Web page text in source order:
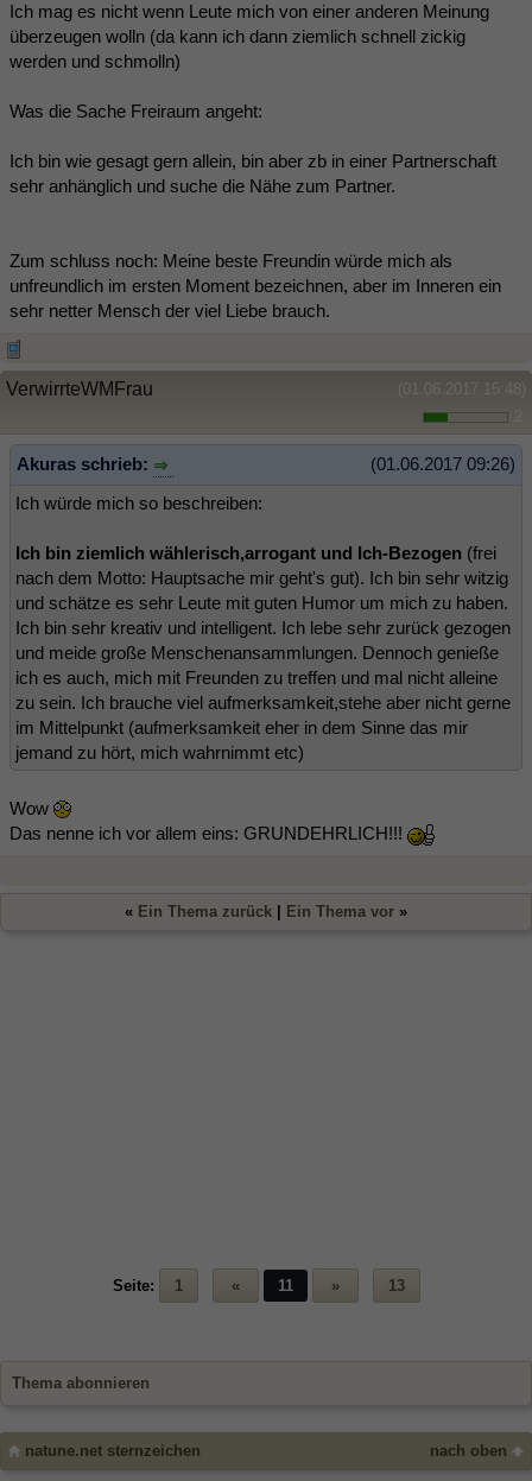
Ich mag es nicht wenn Leute mich von einer anderen Meinung
überzeugen wolln (da kann ich dann ziemlich schnell zickig
werden und schmolln)
Was die Sache Freiraum angeht:
Ich bin wie gesagt gern allein, bin aber zb in einer Partnerschaft
sehr anhänglich und suche die Nähe zum Partner.
Zum schluss noch: Meine beste Freundin würde mich als
unfreundlich im ersten Moment bezeichnen, aber im Inneren ein
sehr netter Mensch der viel Liebe brauch.
(01.06.2017 15:48)
VerwirrteWMFrau
(01.06.2017 09:26)
Akuras schrieb:
Ich würde mich so beschreiben:
Ich bin ziemlich wählerisch,arrogant und Ich-Bezogen (frei
nach dem Motto: Hauptsache mir geht's gut). Ich bin sehr witzig
und schätze es sehr Leute mit guten Humor um mich zu haben.
Ich bin sehr kreativ und intelligent. Ich lebe sehr zurück gezogen
und meide große Menschenansammlungen. Dennoch genieße
ich es auch, mich mit Freunden zu treffen und mal nicht alleine
zu sein. Ich brauche viel aufmerksamkeit,stehe aber nicht gerne
im Mittelpunkt (aufmerksamkeit eher in dem Sinne das mir
jemand zu hört, mich wahrnimmt etc)
Wow
Das nenne ich vor allem eins: GRUNDEHRLICH!!!
« Ein Thema zurück Ein Thema vor »
Seite: 1 « 11 » 13
Thema abonnieren
nach oben
natune.net sternzeichen